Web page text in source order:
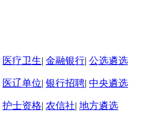
医疗卫生| 金融银行| 公选遴选
医辽单位| 银行招聘| 中央遴选
护士资格| 农信社| 地方遴选